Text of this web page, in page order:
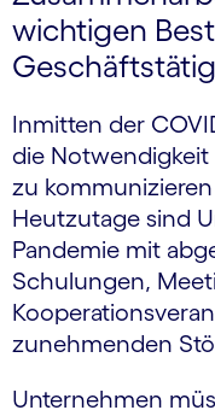
wichtigen
Inmitten der
die
zu
Heutzutage sind
Pandemie mit
Schulungen,
zunehmenden
Unternehmen